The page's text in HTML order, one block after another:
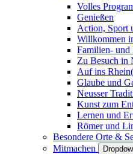
Volles
Genießen
Action, Sport
Willkommen
Familien- und
Zu Besuch in
Auf ins
Glaube und
Neusser
Kunst zum
Lernen und
Römer und
Besondere Orte &
Mitmachen